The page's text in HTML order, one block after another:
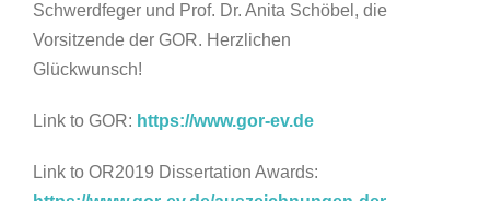
Schwerdfeger und Prof. Dr. Anita Schöbel, die
Vorsitzende der GOR. Herzlichen
Glückwunsch!
Link to GOR: https://www.gor-ev.de
Link to OR2019 Dissertation Awards: